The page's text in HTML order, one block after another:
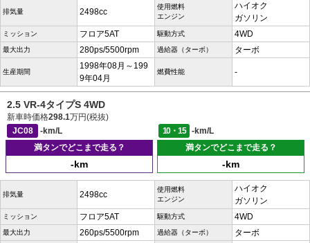
排気量 2498cc
使用燃料
エンジン
ハイオク
ガソリン
ミッション フロア5AT 駆動方式 4WD
最大出力 280ps/5500rpm 過給器（ターボ） ターボ
生産期間
1998年08月～199
9年04月
燃費性能 -
2.5 VR-4タイプS 4WD
新車時価格298.1万円(税抜)
JC08
-km/L 10・15
-km/L
満タンでどこまで走る？
-km
満タンでどこまで走る？
-km
排気量 2498cc
使用燃料
エンジン
ハイオク
ガソリン
ミッション フロア5AT 駆動方式 4WD
最大出力 260ps/5500rpm 過給器（ターボ） ターボ